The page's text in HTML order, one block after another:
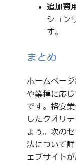
追加費
ション
す。
まとめ
ホームペー
や業種に応
です。格安
したクオリ
ょう。次の
法について
ェブサイト